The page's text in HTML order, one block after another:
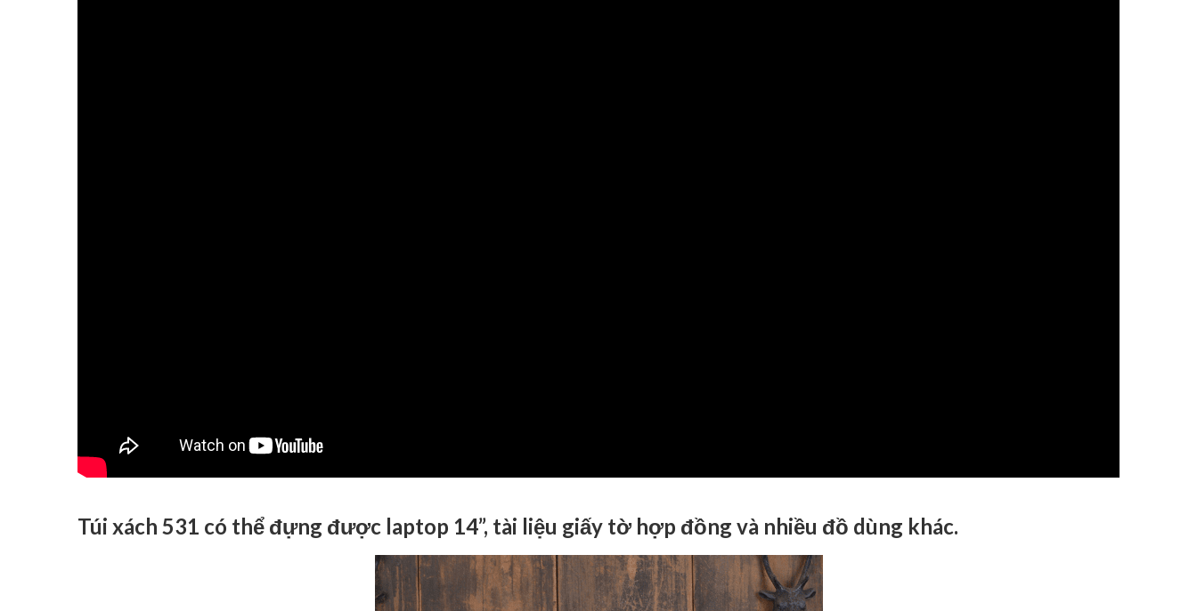
Túi xách 531 có thể đựng được laptop 14”, tài liệu giấy tờ hợp đồng và nhiều đồ dùng khác.